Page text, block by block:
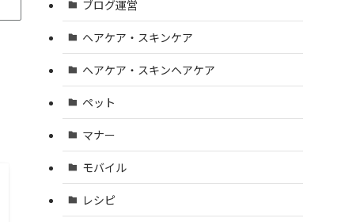
ブログ運営
ヘアケア・スキンケア
ヘアケア・スキンヘアケア
ペット
マナー
モバイル
レシピ